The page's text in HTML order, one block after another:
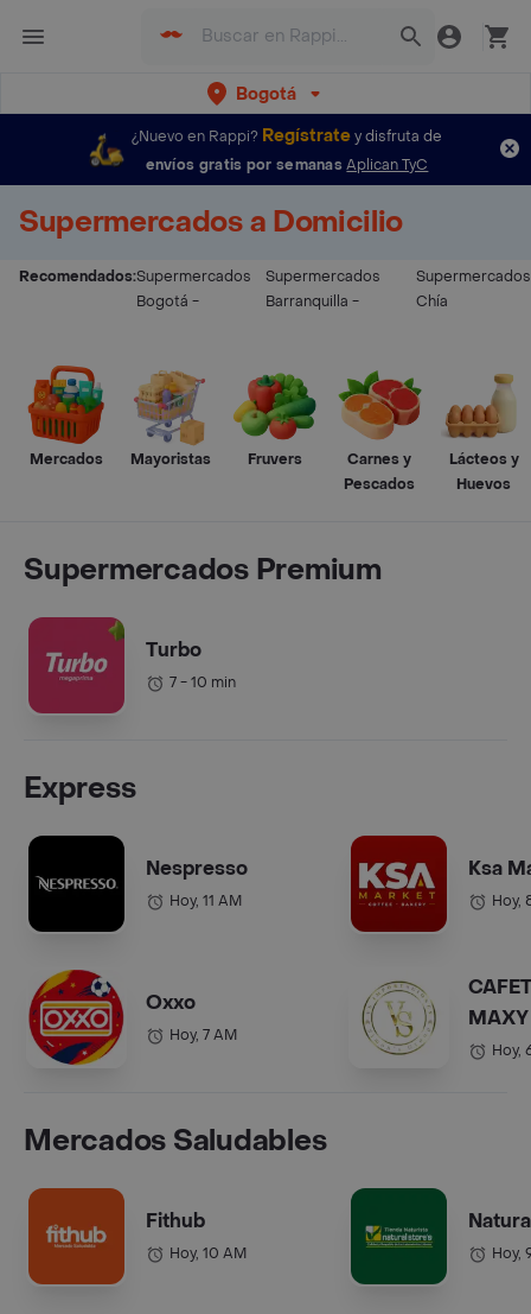
Bogotá
¿Nuevo en Rappi? Regístratey disfruta de
envíos gratis por semanas Aplican TyC
Supermercados a Domicilio
Recomendados:Supermercados
Bogotá -
Supermercados
Barranquilla -
Supermercados
Chía
Mercados Mayoristas Fruvers
Carnes y
Pescados
Lácteos y
Huevos
Supermercados Premium
Turbo
7 - 10 min
Express
Nespresso
Hoy, 11 AM
Oxxo
Hoy, 7 AM
Ksa
Hoy,
COL.).
Hoy,
Mercados Saludables
Fithub
Hoy, 10 AM Hoy,